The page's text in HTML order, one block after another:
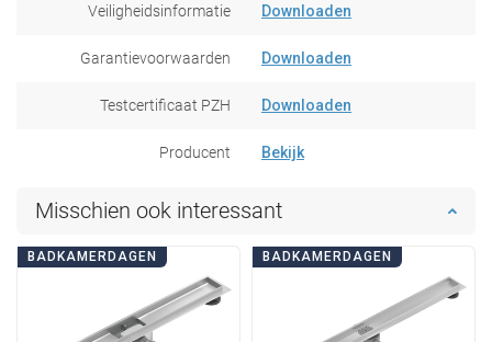
Veiligheidsinformatie Downloaden
Garantievoorwaarden Downloaden
Testcertificaat PZH Downloaden
Producent Bekijk
Misschien ook interessant
BADKAMERDAGEN BADKAMERDAGEN